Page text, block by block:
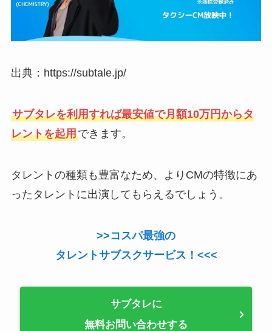
出典：https://subtale.jp/
サブタレを利用すれば最安値で月額10万円からタ
レントを起用できます。
タレントの種類も豊富なため、よりCMの特徴にあ
ったタレントに出演してもらえるでしょう。
>>コスパ最強の
タレントサブスクサービス！<<<
サブタレに
無料お問い合わせする